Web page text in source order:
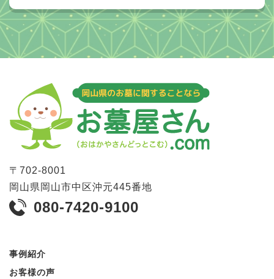
〒 702-8001
岡山県 岡山市中区沖元445番地
080-7420-9100
事例紹介
お客様の声